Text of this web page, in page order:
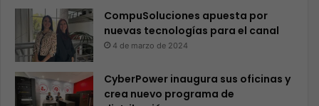
CompuSoluciones apuesta por
nuevas tecnologías para el canal
4 de marzo de 2024
CyberPower inaugura sus oficinas y
crea nuevo programa de